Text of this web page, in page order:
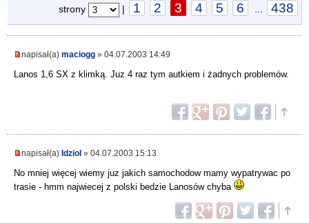
strony
| 1 2 3 4 5 6 438
napisał(a) maciogg » 04.07.2003 14:49
Lanos 1,6 SX z klimką. Juz 4 raz tym autkiem i żadnych problemów.
napisał(a) Idziol » 04.07.2003 15:13
No mniej więcej wiemy juz jakich samochodow mamy wypatrywac po
trasie - hmm najwiecej z polski bedzie Lanosów chyba